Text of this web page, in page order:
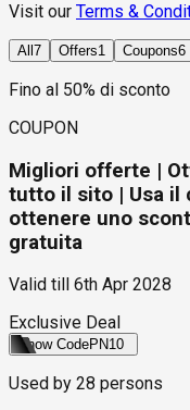
Visit our Terms &
All 7 Offers1 Coupons6
Fino al 50% di sconto
COUPON
Migliori offerte |
tutto il sito | Usa il
ottenere uno
gratuita
Valid till
6th Apr 2028
Exclusive Deal
Show CodePN10
Used by 28 persons